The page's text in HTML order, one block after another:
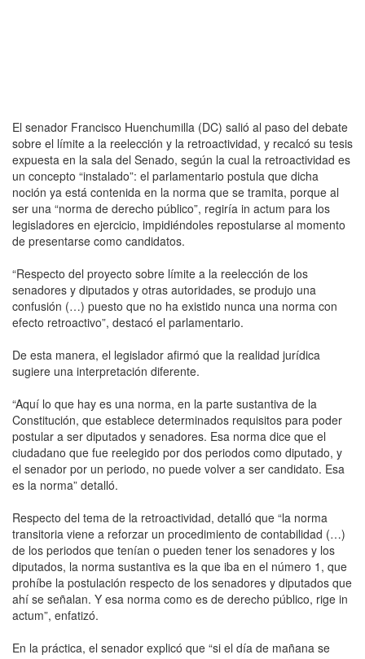
El senador Francisco Huenchumilla (DC) salió al paso del debate
sobre el límite a la reelección y la retroactividad, y recalcó su tesis
expuesta en la sala del Senado, según la cual la retroactividad es
un concepto “instalado”: el parlamentario postula que dicha
noción ya está contenida en la norma que se tramita, porque al
ser una “norma de derecho público”, regiría in actum para los
legisladores en ejercicio, impidiéndoles repostularse al momento
de presentarse como candidatos.
“Respecto del proyecto sobre límite a la reelección de los
senadores y diputados y otras autoridades, se produjo una
confusión (…) puesto que no ha existido nunca una norma con
efecto retroactivo”, destacó el parlamentario.
De esta manera, el legislador afirmó que la realidad jurídica
sugiere una interpretación diferente.
“Aquí lo que hay es una norma, en la parte sustantiva de la
Constitución, que establece determinados requisitos para poder
postular a ser diputados y senadores. Esa norma dice que el
ciudadano que fue reelegido por dos periodos como diputado, y
el senador por un periodo, no puede volver a ser candidato. Esa
es la norma” detalló.
Respecto del tema de la retroactividad, detalló que “la norma
transitoria viene a reforzar un procedimiento de contabilidad (…)
de los periodos que tenían o pueden tener los senadores y los
diputados, la norma sustantiva es la que iba en el número 1, que
prohíbe la postulación respecto de los senadores y diputados que
ahí se señalan. Y esa norma como es de derecho público, rige in
actum”, enfatizó.
En la práctica, el senador explicó que “si el día de mañana se